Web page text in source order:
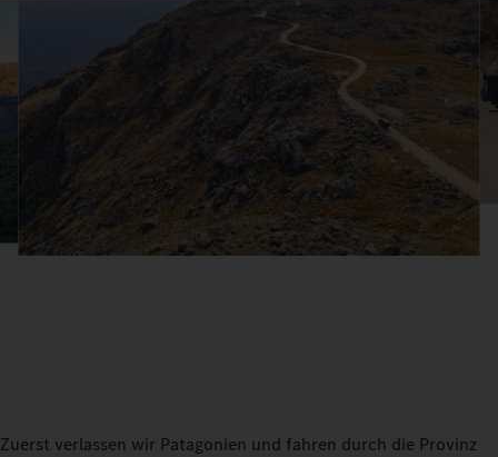
Zuerst verlassen wir Patagonien und fahren durch die Provinz